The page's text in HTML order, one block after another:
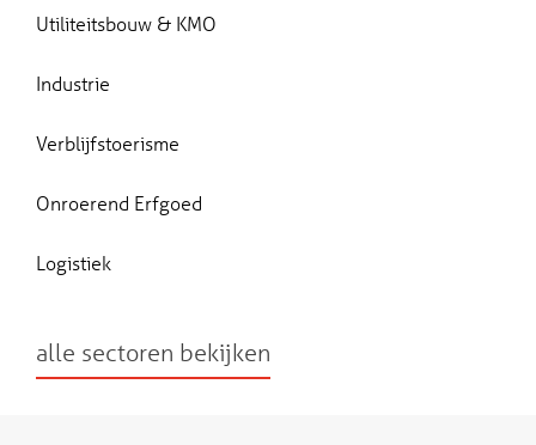
Utiliteitsbouw & KMO
Industrie
Verblijfstoerisme
Onroerend Erfgoed
Logistiek
alle sectoren bekijken